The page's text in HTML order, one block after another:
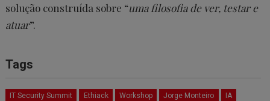
solução construída sobre “uma filosofia de ver, testar e
atuar”.
Tags
IT Security Summit Ethiack Workshop Jorge Monteiro
IA